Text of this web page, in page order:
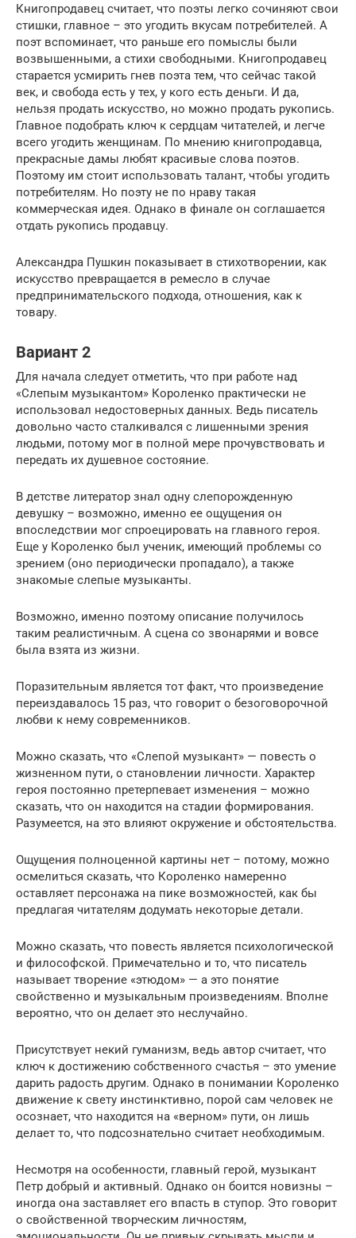
Книгопродавец считает, что поэты легко сочиняют свои
стишки, главное – это угодить вкусам потребителей. А
поэт вспоминает, что раньше его помыслы были
возвышенными, а стихи свободными. Книгопродавец
старается усмирить гнев поэта тем, что сейчас такой
век, и свобода есть у тех, у кого есть деньги. И да,
нельзя продать искусство, но можно продать рукопись.
Главное подобрать ключ к сердцам читателей, и легче
всего угодить женщинам. По мнению книгопродавца,
прекрасные дамы любят красивые слова поэтов.
Поэтому им стоит использовать талант, чтобы угодить
потребителям. Но поэту не по нраву такая
коммерческая идея. Однако в финале он соглашается
отдать рукопись продавцу.
Александра Пушкин показывает в стихотворении, как
искусство превращается в ремесло в случае
предпринимательского подхода, отношения, как к
товару.
Вариант 2
Для начала следует отметить, что при работе над
«Слепым музыкантом» Короленко практически не
использовал недостоверных данных. Ведь писатель
довольно часто сталкивался с лишенными зрения
людьми, потому мог в полной мере прочувствовать и
передать их душевное состояние.
В детстве литератор знал одну слепорожденную
девушку – возможно, именно ее ощущения он
впоследствии мог спроецировать на главного героя.
Еще у Короленко был ученик, имеющий проблемы со
зрением (оно периодически пропадало), а также
знакомые слепые музыканты.
Возможно, именно поэтому описание получилось
таким реалистичным. А сцена со звонарями и вовсе
была взята из жизни.
Поразительным является тот факт, что произведение
переиздавалось 15 раз, что говорит о безоговорочной
любви к нему современников.
Можно сказать, что «Слепой музыкант» — повесть о
жизненном пути, о становлении личности. Характер
героя постоянно претерпевает изменения – можно
сказать, что он находится на стадии формирования.
Разумеется, на это влияют окружение и обстоятельства.
Ощущения полноценной картины нет – потому, можно
осмелиться сказать, что Короленко намеренно
оставляет персонажа на пике возможностей, как бы
предлагая читателям додумать некоторые детали.
Можно сказать, что повесть является психологической
и философской. Примечательно и то, что писатель
называет творение «этюдом» — а это понятие
свойственно и музыкальным произведениям. Вполне
вероятно, что он делает это неслучайно.
Присутствует некий гуманизм, ведь автор считает, что
ключ к достижению собственного счастья – это умение
дарить радость другим. Однако в понимании Короленко
движение к свету инстинктивно, порой сам человек не
осознает, что находится на «верном» пути, он лишь
делает то, что подсознательно считает необходимым.
Несмотря на особенности, главный герой, музыкант
Петр добрый и активный. Однако он боится новизны –
иногда она заставляет его впасть в ступор. Это говорит
о свойственной творческим личностям,